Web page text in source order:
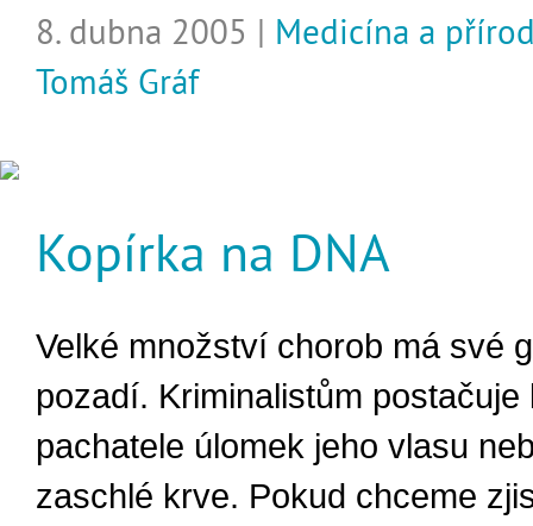
8. dubna 2005 | Medicína a
Tomáš Gráf
Kopírka na DNA
Velké množství chorob má své
pozadí. Kriminalistům postačuje
pachatele úlomek jeho vlasu
zaschlé krve. Pokud chceme